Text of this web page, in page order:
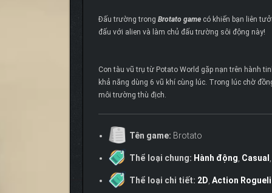
Đấu trường trong Brotato game có khiến bạn liên
đấu với alien và làm chủ đấu trường sôi động này!
Con tàu vũ trụ từ Potato World gặp nạn trên hành
khả năng dùng 6 vũ khí cùng lúc. Trong lúc chờ
môi trường thù địch.
Tên game: Brotato
Thể loại chung: Hành động, Casual
Thể loại chi tiết: 2D, Action